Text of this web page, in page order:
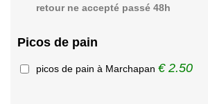
retour ne accepté passé 48h
Picos de pain
picos de pain à Marchapan € 2.50